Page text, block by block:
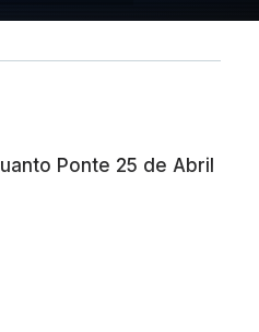
Ponte 25 de Abril